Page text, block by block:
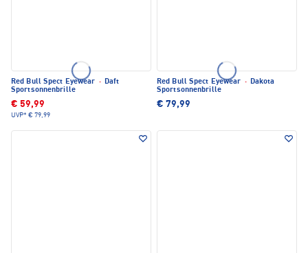
Red Bull Spect Eyewear · Daft
Sportsonnenbrille
€ 59,99
UVP* € 79,99
Red Bull Spect Eyewear · Dakota
Sportsonnenbrille
€ 79,99